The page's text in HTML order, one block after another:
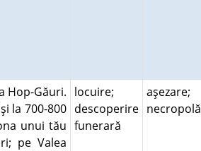
Hop-Găuri.
la 700-800
unui tău
pe Valea
locuire;
descoperire
funerară
aşezare;
necropolă